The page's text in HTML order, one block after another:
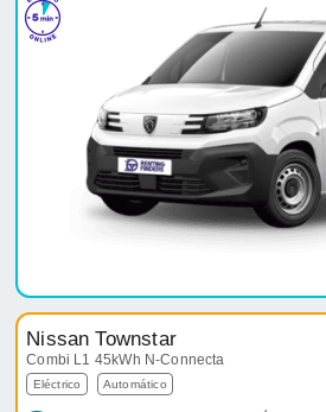
Nissan Townstar
Combi L1 45kWh N-Connecta
Eléctrico Automático